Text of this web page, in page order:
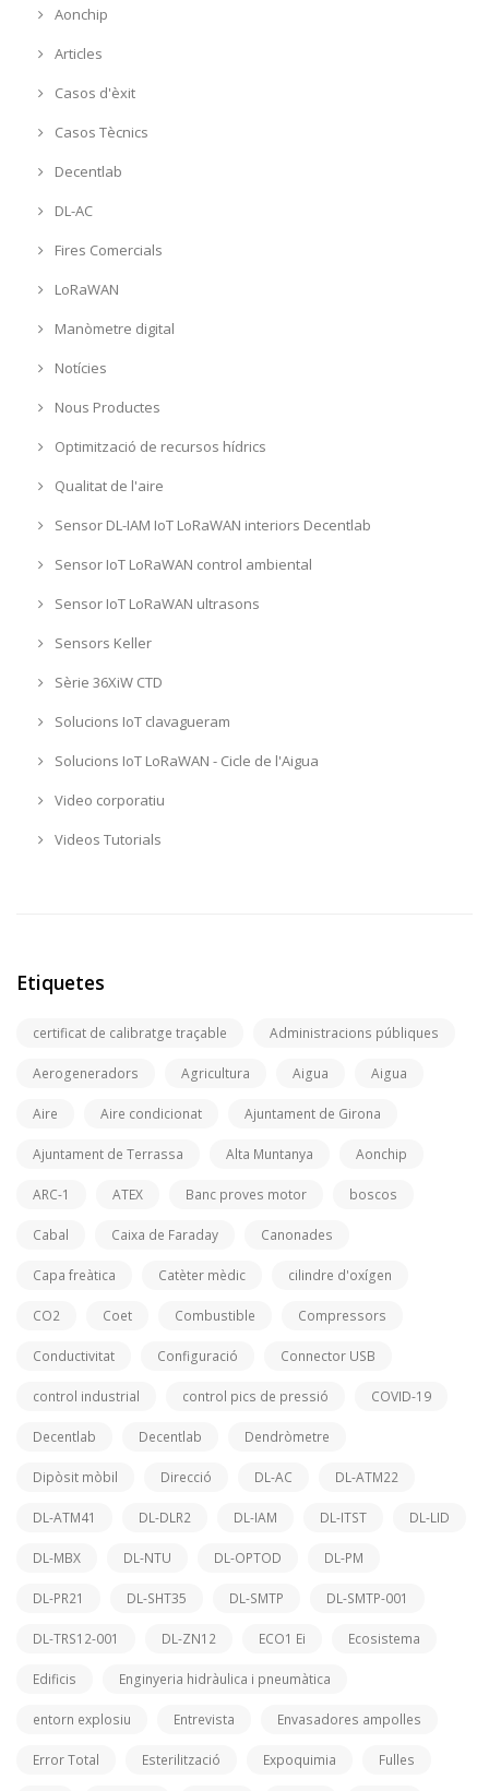
Aonchip
Articles
Casos d'èxit
Casos Tècnics
Decentlab
DL-AC
Fires Comercials
LoRaWAN
Manòmetre digital
Notícies
Nous Productes
Optimització de recursos hídrics
Qualitat de l'aire
Sensor DL-IAM IoT LoRaWAN interiors Decentlab
Sensor IoT LoRaWAN control ambiental
Sensor IoT LoRaWAN ultrasons
Sensors Keller
Sèrie 36XiW CTD
Solucions IoT clavagueram
Solucions IoT LoRaWAN - Cicle de l'Aigua
Video corporatiu
Videos Tutorials
Etiquetes
certificat de calibratge traçable Administracions públiques
Aerogeneradors Agricultura Aigua Aigua
Aire Aire condicionat Ajuntament de Girona
Ajuntament de Terrassa Alta Muntanya Aonchip
ARC-1 ATEX Banc proves motor boscos
Cabal Caixa de Faraday Canonades
Capa freàtica Catèter mèdic cilindre d'oxígen
CO2 Coet Combustible Compressors
Conductivitat Configuració Connector USB
control industrial control pics de pressió COVID-19
Decentlab Decentlab Dendròmetre
Dipòsit mòbil Direcció DL-AC DL-ATM22
DL-ATM41 DL-DLR2 DL-IAM DL-ITST DL-LID
DL-MBX DL-NTU DL-OPTOD DL-PM
DL-PR21 DL-SHT35 DL-SMTP DL-SMTP-001
DL-TRS12-001 DL-ZN12 ECO1 Ei Ecosistema
Edificis Enginyeria hidràulica i pneumàtica
entorn explosiu Entrevista Envasadores ampolles
Error Total Esterilització Expoquimia Fulles